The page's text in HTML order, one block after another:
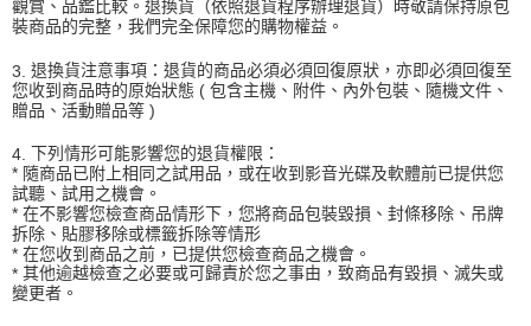
觀賞、品鑑比較。退換貨（依照退貨程序辦理退貨）時敬請保持原包
裝商品的完整，我們完全保障您的購物權益。
3. 退換貨注意事項：退貨的商品必須必須回復原狀，亦即必須回復至
您收到商品時的原始狀態 ( 包含主機、附件、內外包裝、隨機文件、
贈品、活動贈品等 )
4.
下列情形可能影響您的退貨權限：
* 隨商品已附上相同之試用品，或在收到影音光碟及軟體前已提供您
試聽、試用之機會。
* 在不影響您檢查商品情形下，您將商品包裝毀損、封條移除、吊牌
拆除、貼膠移除或標籤拆除等情形
* 在您收到商品之前，已提供您檢查商品之機會。
* 其他逾越檢查之必要或可歸責於您之事由，致商品有毀損、滅失或
變更者。